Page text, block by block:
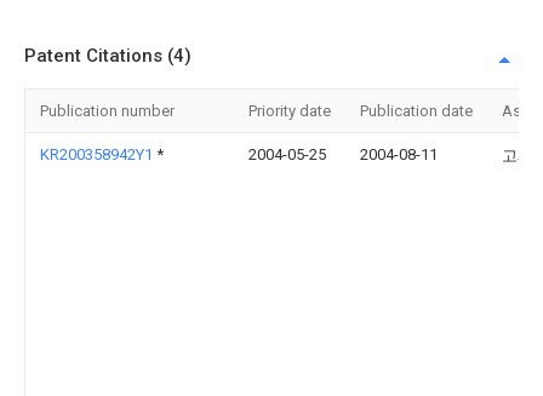
Patent Citations (4)
Publication number Priority date Publication date
KR200358942Y1 * 2004-05-25 2004-08-11 고재